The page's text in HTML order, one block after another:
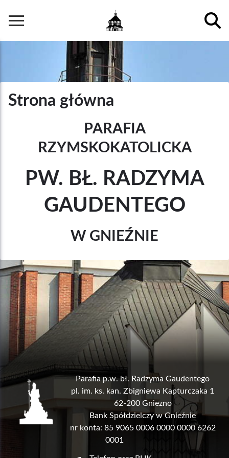
do
treści
Główna
nawigacja
Strona główna
PARAFIA
RZYMSKOKATOLICKA
PW. BŁ. RADZYMA
GAUDENTEGO
W GNIEŹNIE
Parafia p.w. bł. Radzyma Gaudentego
pl. im. ks. kan. Zbigniewa Kapturczaka 1
62-200 Gniezno
Bank Spółdzielczy w Gnieźnie
nr konta: 85 9065 0006 0000 0000 6262
0001